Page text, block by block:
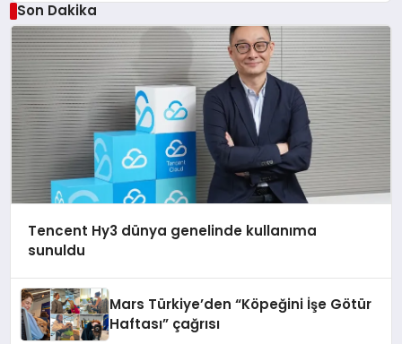
Son Dakika
Tencent Hy3 dünya genelinde kullanıma
sunuldu
Mars Türkiye’den “Köpeğini İşe Götür
Haftası” çağrısı